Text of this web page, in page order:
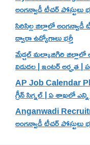
అంగన్వాడీ టీచర్ పోస్టులు
సిరిసిల్ల జిల్లాలో అంగన్వాడీ
ద్వారా ఉద్యోగాలు భర్తీ
మేడ్చల్ మల్కాజిగిరి జిల్లాలో
విడుదల | ఇంటర్ అర్హత |
AP Job Calendar
గ్రీన్ సిగ్నల్ | ఏ శాఖలో
Anganwadi
అంగన్వాడీ టీచర్ పోస్టులు